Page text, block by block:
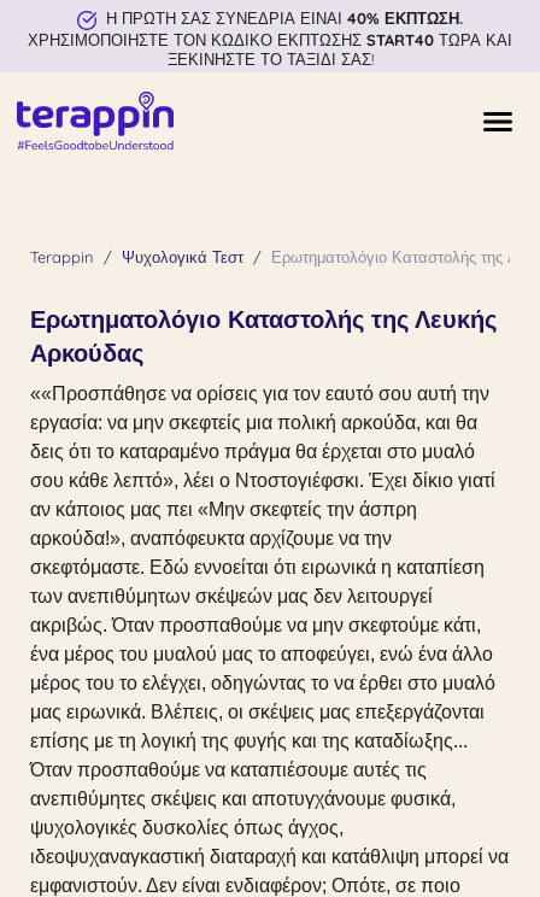
Η ΠΡΩΤΗ ΣΑΣ ΣΥΝΕΔΡΙΑ ΕΙΝΑΙ 40% ΕΚΠΤΩΣΗ.
ΧΡΗΣΙΜΟΠΟΙΗΣΤΕ ΤΟΝ ΚΩΔΙΚΟ ΕΚΠΤΩΣΗΣ START40 ΤΩΡΑ ΚΑΙ
ΞΕΚΙΝΗΣΤΕ ΤΟ ΤΑΞΙΔΙ ΣΑΣ!
Terappin Ψυχολογικά Τεστ Ερωτηματολόγιο Καταστολής της
Ερωτηματολόγιο Καταστολής της Λευκής
Αρκούδας
««Προσπάθησε να ορίσεις για τον εαυτό σου αυτή την
εργασία: να μην σκεφτείς μια πολική αρκούδα, και θα
δεις ότι το καταραμένο πράγμα θα έρχεται στο μυαλό
σου κάθε λεπτό», λέει ο Ντοστογιέφσκι. Έχει δίκιο γιατί
αν κάποιος μας πει «Μην σκεφτείς την άσπρη
αρκούδα!», αναπόφευκτα αρχίζουμε να την
σκεφτόμαστε. Εδώ εννοείται ότι ειρωνικά η καταπίεση
των ανεπιθύμητων σκέψεών μας δεν λειτουργεί
ακριβώς. Όταν προσπαθούμε να μην σκεφτούμε κάτι,
ένα μέρος του μυαλού μας το αποφεύγει, ενώ ένα άλλο
μέρος του το ελέγχει, οδηγώντας το να έρθει στο μυαλό
μας ειρωνικά. Βλέπεις, οι σκέψεις μας επεξεργάζονται
επίσης με τη λογική της φυγής και της καταδίωξης...
Όταν προσπαθούμε να καταπιέσουμε αυτές τις
ανεπιθύμητες σκέψεις και αποτυγχάνουμε φυσικά,
ψυχολογικές δυσκολίες όπως άγχος,
ιδεοψυχαναγκαστική διαταραχή και κατάθλιψη μπορεί να
εμφανιστούν. Δεν είναι ενδιαφέρον; Οπότε, σε ποιο